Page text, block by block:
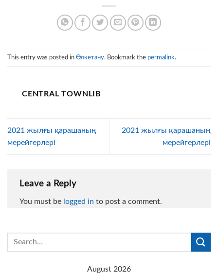
This entry was posted in Өлкетану. Bookmark the permalink.
CENTRAL TOWNLIB
2021 жылғы қарашаның
мерейгерлері
2021 жылғы қарашаның
мерейгерлері
Leave a Reply
You must be logged in to post a comment.
August 2026